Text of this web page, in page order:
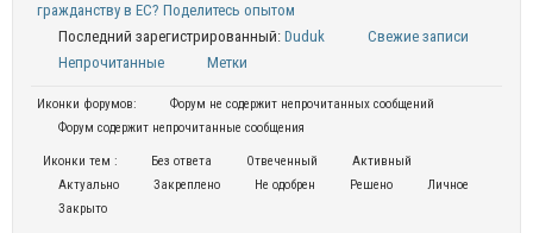
гражданству в ЕС? Поделитесь опытом
Последний зарегистрированный: Duduk
Свежие записи
Непрочитанные
Метки
Иконки форумов:
Форум не содержит непрочитанных сообщений
Форум содержит непрочитанные сообщения
Иконки тем : Без ответа Отвеченный
Активный
Актуально
Закреплено Не одобрен Решено
Личное
Закрыто